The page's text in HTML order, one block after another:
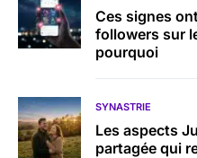
Ces signes
followers sur
pourquoi
SYNASTRIE
Les aspects
partagée qui